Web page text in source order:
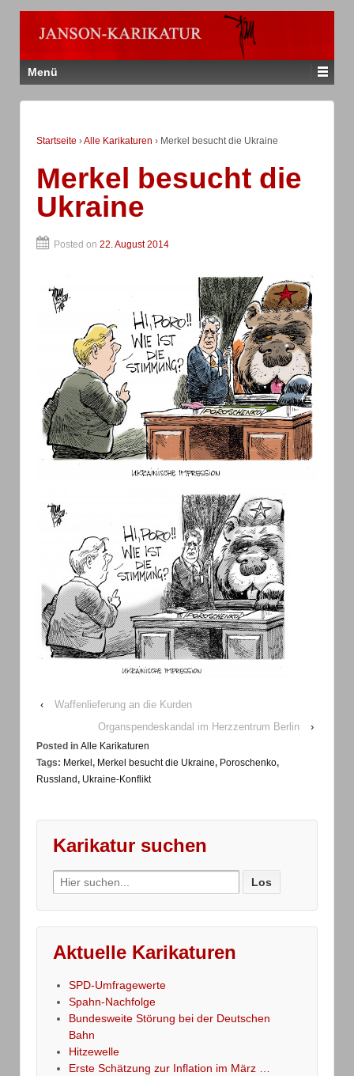
Menü
Startseite ›Alle Karikaturen › Merkel besucht die Ukraine
Merkel besucht die
Ukraine
Posted on 22. August 2014
‹
Waffenlieferung an die Kurden
Organspendeskandal im Herzzentrum Berlin
›
Posted in Alle Karikaturen
Tags: Merkel , Merkel besucht die Ukraine, Poroschenko,
Russland, Ukraine-Konflikt
Karikatur suchen
Search
for:
Aktuelle Karikaturen
SPD-Umfragewerte
Spahn-Nachfolge
Bundesweite Störung bei der Deutschen
Bahn
Hitzewelle
Erste Schätzung zur Inflation im März …